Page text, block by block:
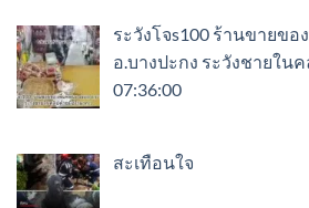
ระวังโจs100 ร้านขายข
อ.บางปะกง ระวังชายใน
07:36:00
สะเทือนใจ